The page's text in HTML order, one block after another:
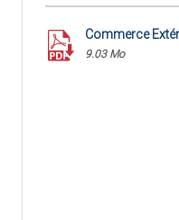
Commerce
9.03 Mo